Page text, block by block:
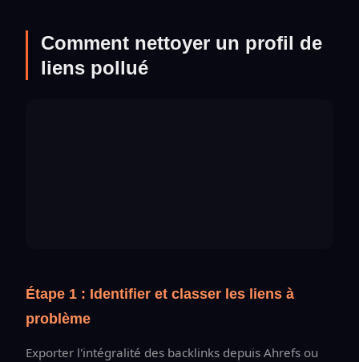
Comment nettoyer un profil de
liens pollué
Étape 1 : Identifier et classer les liens à
problème
Exporter l'intégralité des backlinks depuis Ahrefs ou